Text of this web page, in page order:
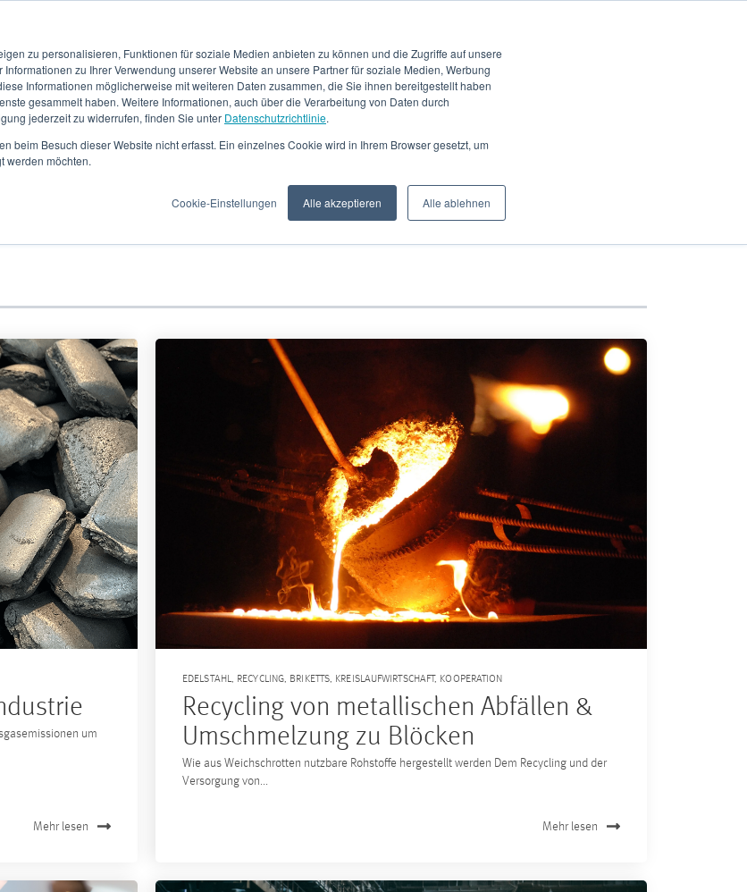
zu personalisieren, Funktionen für soziale Medien anbieten zu können und die Zugriffe auf unsere
zu Ihrer Verwendung unserer Website an unsere Partner für soziale Medien, Werbung
Informationen möglicherweise mit weiteren Daten zusammen, die Sie ihnen bereitgestellt haben
gesammelt haben. Weitere Informationen, auch über die Verarbeitung von Daten durch
jederzeit zu widerrufen, finden Sie unter Datenschutzrichtlinie.
beim Besuch dieser Website nicht erfasst. Ein einzelnes Cookie wird in Ihrem Browser gesetzt, um
werden möchten.
Cookie-Einstellungen Alle akzeptieren Alle ablehnen
Envirotec Blog
um
Mehr lesen
EDELSTAHL, RECYCLING, BRIKETTS, KREISLAUFWIRTSCHAFT, KOOPERATION
Recycling von metallischen Abfällen &
Umschmelzung zu Blöcken
Wie aus Weichschrotten nutzbare Rohstoffe hergestellt werden Dem Recycling und der
Versorgung von...
Mehr lesen